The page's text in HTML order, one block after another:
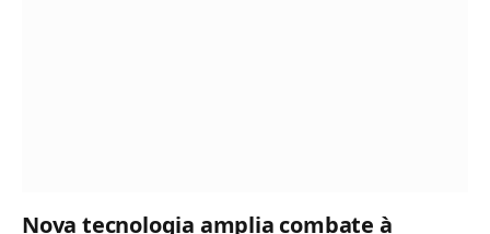
Nova tecnologia amplia combate à